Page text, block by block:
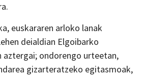
euskararen arloko lanak
deialdian Elgoibarko
aztergai; ondorengo urteetan,
gizarteratzeko egitasmoak,